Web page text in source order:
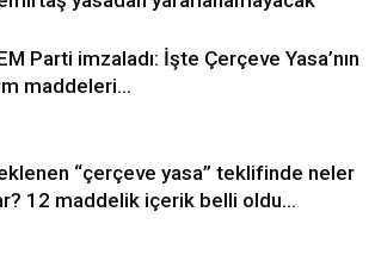
Parti imzaladı: İşte Çerçeve Yasa’nın
maddeleri…
“çerçeve yasa” teklifinde neler
12 maddelik içerik belli oldu…